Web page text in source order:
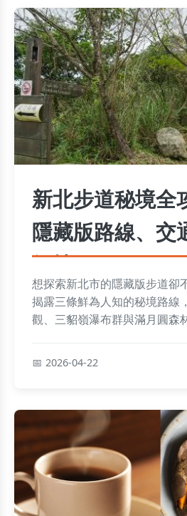
新北步道秘境全
隱藏版路線、交
知技巧
想探索新北市的隱藏版步道卻
揭露三條鮮為人知的秘境路線
觀、三貂嶺瀑布群與滿月圓森
2026-04-22